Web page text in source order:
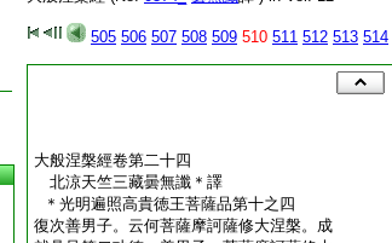
505 506 507 508 509 510 511 512 513 514
大般涅槃經卷第二十四
北涼天竺三藏曇無讖＊譯
＊光明遍照高貴徳王菩薩品第十之四
復次善男子。云何菩薩摩訶薩修大涅槃。成